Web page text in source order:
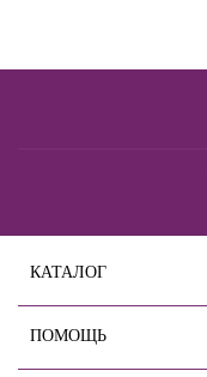
КАТАЛОГ
ПОМОЩЬ